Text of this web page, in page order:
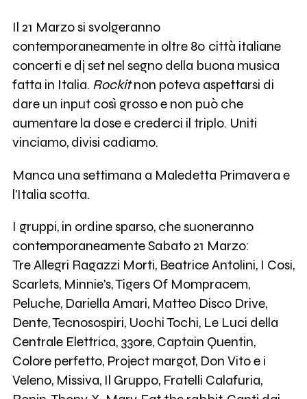
Devocka 18
Il Rumore del Fiore di Carta 36
The Shadow Line
37
Colore Perfetto
Captain Quentin
Love Boat 40
the river
Il 21 Marzo si svolgeranno
contemporaneamente in oltre 80 città italiane
concerti e dj set nel segno della buona musica
fatta in Italia. Rockitnon poteva aspettarsi di
dare un input così grosso e non può che
aumentare la dose e crederci il triplo. Uniti
vinciamo, divisi cadiamo.
Manca una settimana a Maledetta Primavera e
l'Italia scotta.
I gruppi, in ordine sparso, che suoneranno
contemporaneamente Sabato 21 Marzo:
Tre Allegri Ragazzi Morti, Beatrice Antolini, I Cosi,
Scarlets, Minnie's, Tigers Of Mompracem,
Peluche, Dariella Amari, Matteo Disco Drive,
Dente, Tecnosospiri, Uochi Tochi, Le Luci della
Centrale Elettrica, 33ore, Captain Quentin,
Colore perfetto, Project margot, Don Vito e i
Veleno, Missiva, Il Gruppo, Fratelli Calafuria,